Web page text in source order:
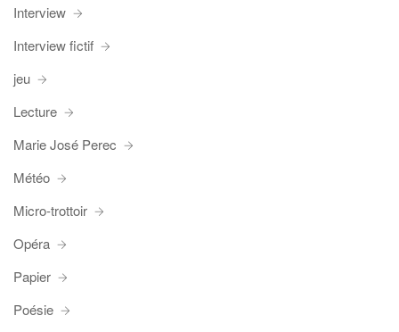
Interview
Interview fictif
jeu
Lecture
Marie José Perec
Météo
Micro-trottoir
Opéra
Papier
Poésie